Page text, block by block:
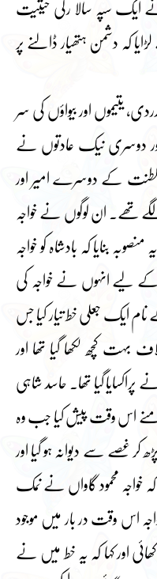
ایک سپہ سالا رکی حیثیت
کہ دشمن ہتھیار ڈالنے پر
یتیموں اور بیواؤں کی سر
اور دوسری نیک عادتوں نے
سلطنت کے دوسرے امیر اور
تھے۔ ان لوگوں نے خواجہ
بنایا کہ بادشاہ کو خواجہ
لیے انہوں نے خواجہ کی
ایک جعلی خط تیار کیا جس
بہت کچھ لکھا گیا تھا اور
گیا تھا۔ حاسد شاہی
اس وقت پیش کیا جب وہ
کر غصے سے دیوانہ ہو گیا اور
کہ خواجہ محمود گاواں نے نمک
اس وقت در بار میں موجود
اور کہا کہ یہ خط میں نے